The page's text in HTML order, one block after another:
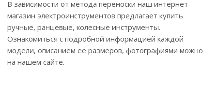
В зависимости от метода переноски наш интернет-
магазин электроинструментов предлагает купить
ручные, ранцевые, колесные инструменты.
Ознакомиться с подробной информацией каждой
модели, описанием ее размеров, фотографиями можно
на нашем сайте.